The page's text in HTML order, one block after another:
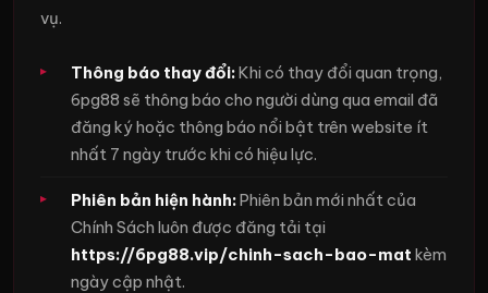
vụ.
Thông báo thay đổi:Khi có thay đổi quan trọng,
6pg88 sẽ thông báo cho người dùng qua email đã
đăng ký hoặc thông báo nổi bật trên website ít
nhất 7 ngày trước khi có hiệu lực.
Phiên bản hiện hành:Phiên bản mới nhất của
Chính Sách luôn được đăng tải tại
https://6pg88.vip/chinh-sach-bao-mat kèm
ngày cập nhật.